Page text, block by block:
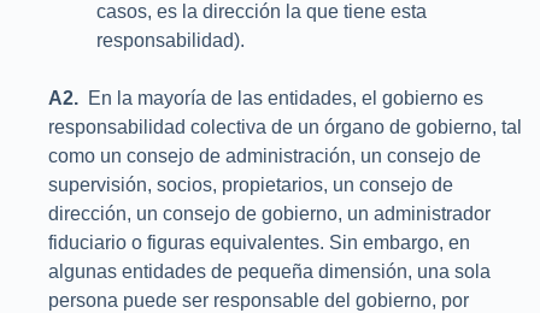
casos, es la dirección la que tiene esta
responsabilidad).
A2. En la mayoría de las entidades, el gobierno es
responsabilidad colectiva de un órgano de gobierno, tal
como un consejo de administración, un consejo de
supervisión, socios, propietarios, un consejo de
dirección, un consejo de gobierno, un administrador
fiduciario o figuras equivalentes. Sin embargo, en
algunas entidades de pequeña dimensión, una sola
persona puede ser responsable del gobierno, por